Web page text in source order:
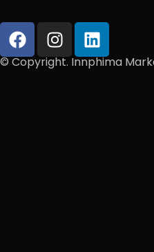
© Copyright. Innphima